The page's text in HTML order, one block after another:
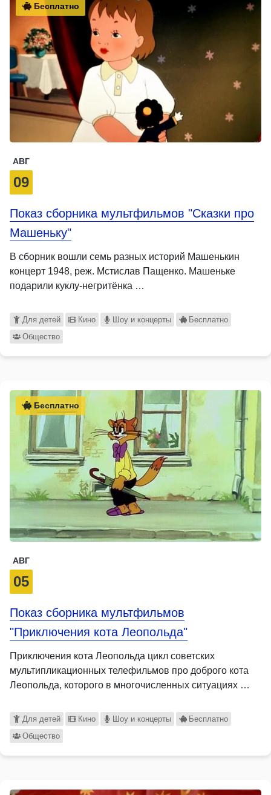
Бесплатно
АВГ
09
Показ сборника мультфильмов "Сказки про
Машеньку"
В сборник вошли семь разных историй Машенькин
концерт 1948, реж. Мстислав Пащенко. Машеньке
подарили куклу-негритёнка …
Для детей Кино Шоу и концерты
Бесплатно
Общество
Бесплатно
АВГ
05
Показ сборника мультфильмов
"Приключения кота Леопольда"
Приключения кота Леопольда цикл советских
мультипликационных телефильмов про доброго кота
Леопольда, которого в многочисленных ситуациях …
Для детей Кино Шоу и концерты
Бесплатно
Общество